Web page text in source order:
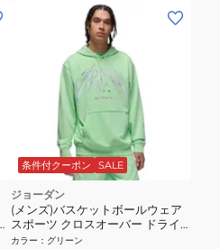
条件付クーポン SALE
ジョーダン
(メンズ)バスケットボールウェア
スポーツ クロスオーバー ドライ
フィット プルオーバー フリース
カラー ： グリーン